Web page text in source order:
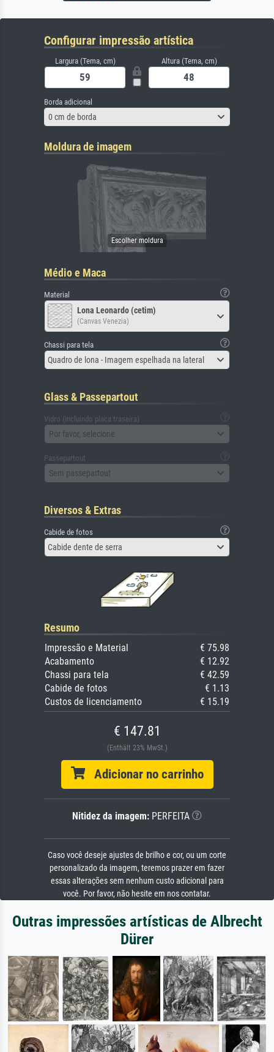
Configurar impressão artística
Largura (Tema, cm) Altura (Tema, cm)
Borda adicional
0 cm de borda
Moldura de imagem
Médio e Maca
Material
Lona Leonardo (cetim)
(Canvas Venezia)
Chassi para tela
Quadro de lona - Imagem espelhada na lateral
Glass & Passepartout
Vidro (incluindo placa traseira)
Por favor, selecione
Passepartout
Sem passepartout
Diversos & Extras
Cabide de fotos
Cabide dente de serra
Resumo
Impressão e Material
€ 75.98
Acabamento
€ 12.92
Chassi para tela
€ 42.59
Cabide de fotos
€ 1.13
Custos de licenciamento
€ 15.19
€ 147.81
(Enthält 23% MwSt.)
Adicionar no carrinho
Nitidez da imagem: PERFEITA
Caso você deseje ajustes de brilho e cor, ou um corte
personalizado da imagem, teremos prazer em fazer
essas alterações sem nenhum custo adicional para
você. Por favor, não hesite em nos contatar.
Outras impressões artísticas de Albrecht
Dürer